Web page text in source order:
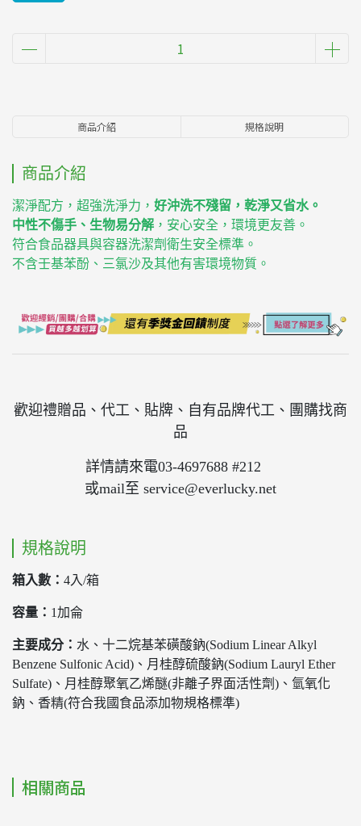
商品介紹 規格說明
商品介紹
潔淨配方，超強洗淨力， 好沖洗不殘留，乾淨又省水。
中性不傷手、生物易分解 ，安心安全，環境更友善。
符合食品器具與容器洗潔劑衛生安全標準。
不含壬基苯酚、三氯沙及其他有害環境物質。
歡迎禮贈品、代工、貼牌、自有品牌代工、團購找商
品
詳情請來電03-4697688 #212
或mail至 service@everlucky.net
規格說明
箱入數： 4入/箱
容量： 1加侖
主要成分： 水、十二烷基苯磺酸鈉(Sodium Linear Alkyl
Benzene Sulfonic Acid)、月桂醇硫酸鈉(Sodium Lauryl Ether
Sulfate)、月桂醇聚氧乙烯醚(非離子界面活性劑)、氫氧化
鈉、香精(符合我國食品添加物規格標準)
相關商品